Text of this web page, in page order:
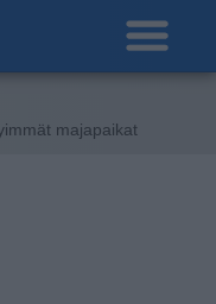
majapaikat